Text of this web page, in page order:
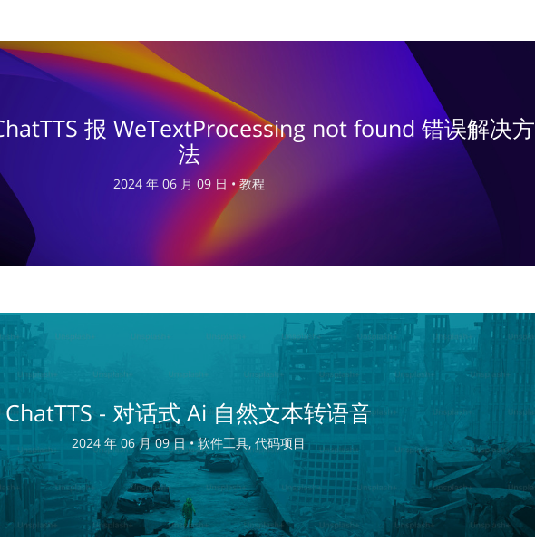
报 WeTextProcessing not found 错误解决方
法
2024 年 06 月 09 日 • 教程
ChatTTS - 对话式 Ai 自然文本转语音
2024 年 06 月 09 日 •软件工具, 代码项目